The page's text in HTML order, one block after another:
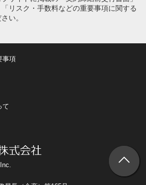
「リスク・手数料などの重要事項に関する
い。
事項
て